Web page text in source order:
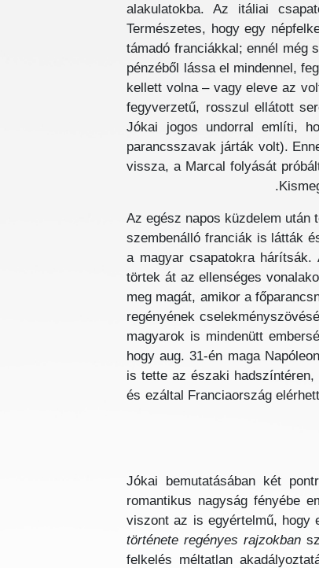
alakulatokba. Az itáliai
Természetes, hogy egy
támadó franciákkal; ennél még
pénzéből lássa el mindennel,
kellett volna – vagy eleve az
fegyverzetű, rosszul ellátott
Jókai jogos undorral említi,
parancsszavak járták volt).
vissza, a Marcal folyását
Az egész napos küzdelem után
szembenálló franciák is látták
a magyar csapatokra hárítsák.
törtek át az ellenséges
meg magát, amikor a
regényének
magyarok is mindenütt
hogy aug. 31-én maga
is tette az északi hadszíntéren,
és ezáltal Franciaország
Jókai bemutatásában két
romantikus nagyság fényébe
viszont az is egyértelmű, hogy
története regényes rajzokban
felkelés méltatlan